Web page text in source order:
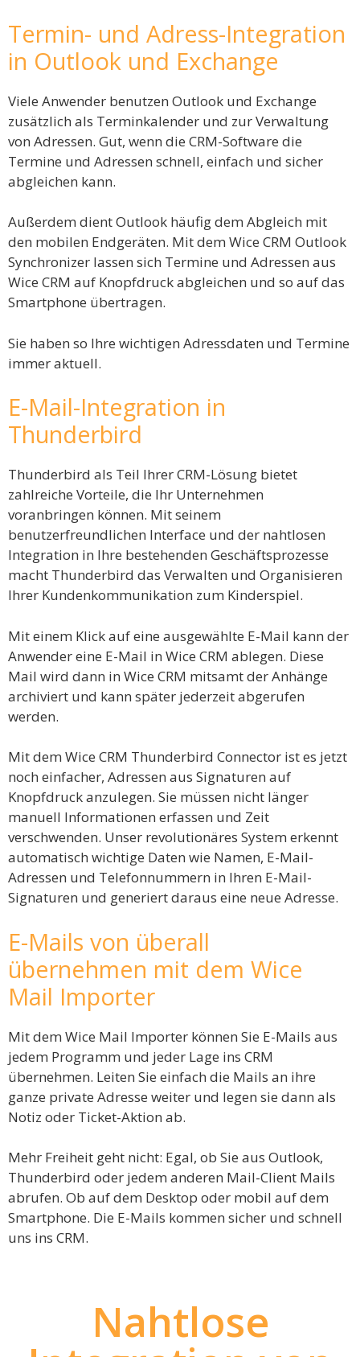
Termin- und Adress-Integration
in Outlook und Exchange
Viele Anwender benutzen Outlook und Exchange
zusätzlich als Terminkalender und zur Verwaltung
von Adressen. Gut, wenn die CRM-Software die
Termine und Adressen schnell, einfach und sicher
abgleichen kann.
Außerdem dient Outlook häufig dem Abgleich mit
den mobilen Endgeräten. Mit dem Wice CRM Outlook
Synchronizer lassen sich Termine und Adressen aus
Wice CRM auf Knopfdruck abgleichen und so auf das
Smartphone übertragen.
Sie haben so Ihre wichtigen Adressdaten und Termine
immer aktuell.
E-Mail-Integration in
Thunderbird
Thunderbird als Teil Ihrer CRM-Lösung bietet
zahlreiche Vorteile, die Ihr Unternehmen
voranbringen können. Mit seinem
benutzerfreundlichen Interface und der nahtlosen
Integration in Ihre bestehenden Geschäftsprozesse
macht Thunderbird das Verwalten und Organisieren
Ihrer Kundenkommunikation zum Kinderspiel.
Mit einem Klick auf eine ausgewählte E-Mail kann der
Anwender eine E-Mail in Wice CRM ablegen. Diese
Mail wird dann in Wice CRM mitsamt der Anhänge
archiviert und kann später jederzeit abgerufen
werden.
Mit dem Wice CRM Thunderbird Connector ist es jetzt
noch einfacher, Adressen aus Signaturen auf
Knopfdruck anzulegen. Sie müssen nicht länger
manuell Informationen erfassen und Zeit
verschwenden. Unser revolutionäres System erkennt
automatisch wichtige Daten wie Namen, E-Mail-
Adressen und Telefonnummern in Ihren E-Mail-
Signaturen und generiert daraus eine neue Adresse.
E-Mails von überall
übernehmen mit dem Wice
Mail Importer
Mit dem Wice Mail Importer können Sie E-Mails aus
jedem Programm und jeder Lage ins CRM
übernehmen. Leiten Sie einfach die Mails an ihre
ganze private Adresse weiter und legen sie dann als
Notiz oder Ticket-Aktion ab.
Mehr Freiheit geht nicht: Egal, ob Sie aus Outlook,
Thunderbird oder jedem anderen Mail-Client Mails
abrufen. Ob auf dem Desktop oder mobil auf dem
Smartphone. Die E-Mails kommen sicher und schnell
uns ins CRM.
Nahtlose